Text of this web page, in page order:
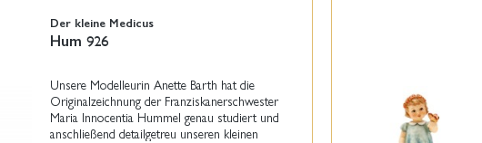
Der kleine Medicus
Hum 926
Unsere Modelleurin Anette Barth hat die
Originalzeichnung der Franziskanerschwester
Maria Innocentia Hummel genau studiert und
anschließend detailgetreu unseren kleinen